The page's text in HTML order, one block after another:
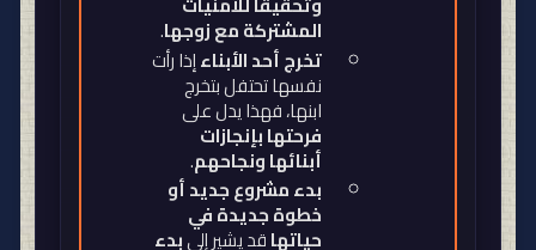
المشتركة مع زوجها.
تخرج أحد الأبناءإذا رأت
نفسها تحتفل بتخرج
ابنها، فهذا يدل على
فرحتها بإنجازات
أبنائها ونجاحهم.
بدء مشروع جديد أو
خطوة جديدة في
حياتهاقد يشير إلىبدء